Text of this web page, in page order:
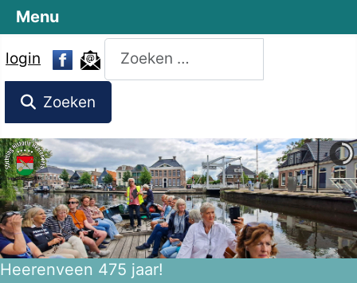
login
Zoeken
Zoeken
Heerenveen 475 jaar!
Menu